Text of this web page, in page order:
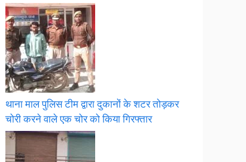
थाना माल पुलिस टीम द्वारा दुकानों के शटर तोड़कर
चोरी करने वाले एक चोर को किया गिरफ्तार